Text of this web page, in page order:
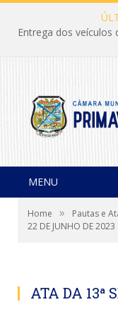
MENU
Home » Pautas e
22 DE JUNHO DE 2023
ATA DA 13ª